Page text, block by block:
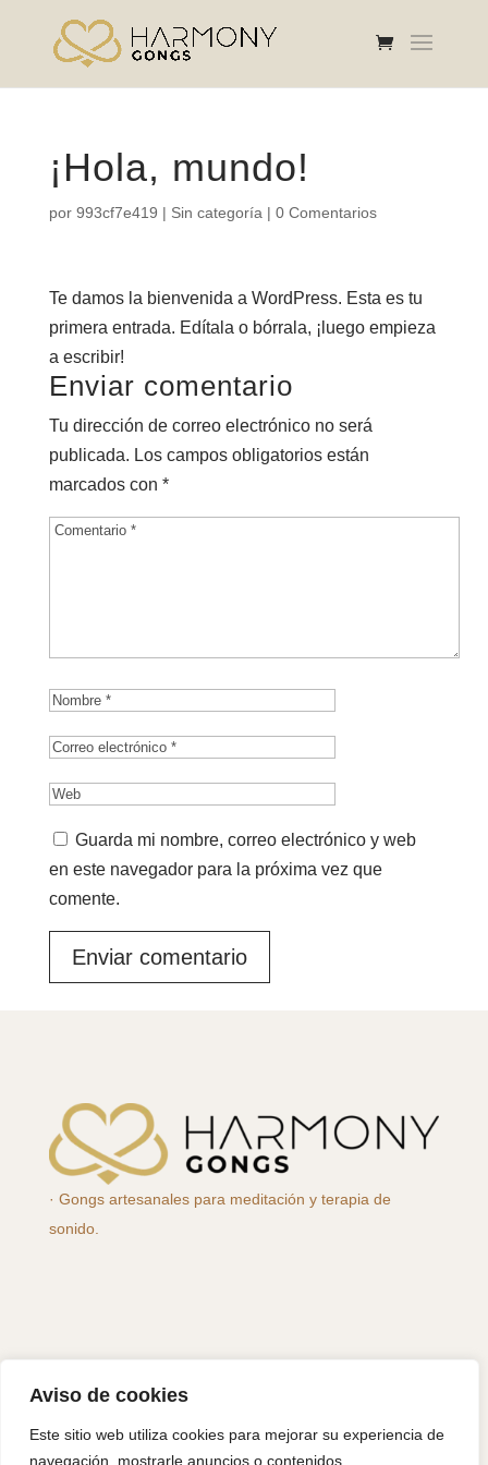
Aviso de cookies
Este sitio web utiliza cookies para mejorar su experiencia de
navegación, mostrarle anuncios o contenidos
¡Hola, mundo!
por 993cf7e419 | Sin categoría | 0 Comentarios
Te damos la bienvenida a WordPress. Esta es tu
primera entrada. Edítala o bórrala, ¡luego empieza
a escribir!
Enviar comentario
Tu dirección de correo electrónico no será
publicada. Los campos obligatorios están
marcados con *
Guarda mi nombre, correo electrónico y web
en este navegador para la próxima vez que
comente.
· Gongs artesanales para meditación y terapia de
sonido.